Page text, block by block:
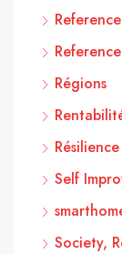
Régions
Self
Society,